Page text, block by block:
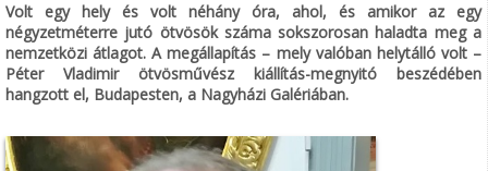
Volt egy hely és volt néhány óra, ahol, és amikor az egy
négyzetméterre jutó ötvösök száma sokszorosan haladta meg a
nemzetközi átlagot. A megállapítás – mely valóban helytálló volt –
Péter Vladimir ötvösművész kiállítás-megnyitó beszédében
hangzott el, Budapesten, a Nagyházi Galériában.